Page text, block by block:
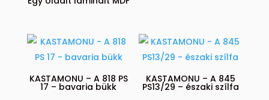
KASTAMONU – A 818 PS
17 – bavaria bükk
KASTAMONU – A 845
PS13/29 – északi szílfa